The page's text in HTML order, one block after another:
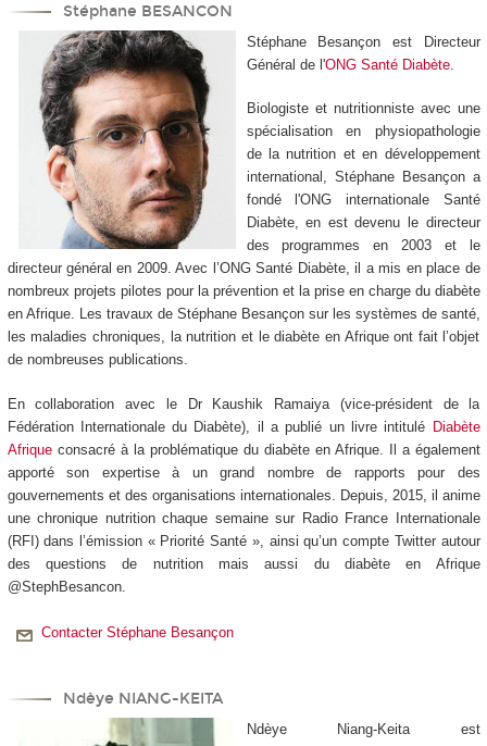
Stéphane BESANCON
Stéphane Besançon est Directeur
Général de l'ONG Santé Diabète.
Biologiste et nutritionniste avec une
spécialisation en physiopathologie
de la nutrition et en développement
international, Stéphane Besançon a
fondé l'ONG internationale Santé
Diabète, en est devenu le directeur
des programmes en 2003 et le
directeur général en 2009. Avec l’ONG Santé Diabète, il a mis en place de
nombreux projets pilotes pour la prévention et la prise en charge du diabète
en Afrique. Les travaux de Stéphane Besançon sur les systèmes de santé,
les maladies chroniques, la nutrition et le diabète en Afrique ont fait l’objet
de nombreuses publications.
En collaboration avec le Dr Kaushik Ramaiya (vice-président de la
Fédération Internationale du Diabète), il a publié un livre intitulé Diabète
Afriqueconsacré à la problématique du diabète en Afrique. Il a également
apporté son expertise à un grand nombre de rapports pour des
gouvernements et des organisations internationales. Depuis, 2015, il anime
une chronique nutrition chaque semaine sur Radio France Internationale
(RFI) dans l’émission « Priorité Santé », ainsi qu’un compte Twitter autour
des questions de nutrition mais aussi du diabète en Afrique
@StephBesancon.
Contacter Stéphane Besançon
Ndèye NIANG-KEITA
Ndèye Niang-Keita est